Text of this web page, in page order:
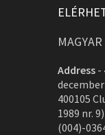
Address -
december
400105
1989 nr.
(004)-